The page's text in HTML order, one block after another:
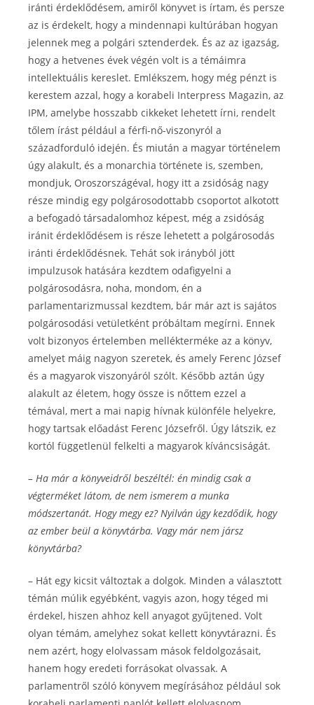
iránti érdeklődésem, amiről könyvet is írtam, és persze
az is érdekelt, hogy a mindennapi kultúrában hogyan
jelennek meg a polgári sztenderdek. És az az igazság,
hogy a hetvenes évek végén volt is a témáimra
intellektuális kereslet. Emlékszem, hogy még pénzt is
kerestem azzal, hogy a korabeli Interpress Magazin, az
IPM, amelybe hosszabb cikkeket lehetett írni, rendelt
tőlem írást például a férfi-nő-viszonyról a
századforduló idején. És miután a magyar történelem
úgy alakult, és a monarchia története is, szemben,
mondjuk, Oroszországéval, hogy itt a zsidóság nagy
része mindig egy polgárosodottabb csoportot alkotott
a befogadó társadalomhoz képest, még a zsidóság
iránit érdeklődésem is része lehetett a polgárosodás
iránti érdeklődésnek. Tehát sok irányból jött
impulzusok hatására kezdtem odafigyelni a
polgárosodásra, noha, mondom, én a
parlamentarizmussal kezdtem, bár már azt is sajátos
polgárosodási vetületként próbáltam megírni. Ennek
volt bizonyos értelemben mellékterméke az a könyv,
amelyet máig nagyon szeretek, és amely Ferenc József
és a magyarok viszonyáról szólt. Később aztán úgy
alakult az életem, hogy össze is nőttem ezzel a
témával, mert a mai napig hívnak különféle helyekre,
hogy tartsak előadást Ferenc Józsefről. Úgy látszik, ez
kortól függetlenül felkelti a magyarok kíváncsiságát.
– Ha már a könyveidről beszéltél: én mindig csak a
végterméket látom, de nem ismerem a munka
módszertanát. Hogy megy ez? Nyilván úgy kezdődik, hogy
az ember beül a könyvtárba. Vagy már nem jársz
könyvtárba?
– Hát egy kicsit változtak a dolgok. Minden a választott
témán múlik egyébként, vagyis azon, hogy téged mi
érdekel, hiszen ahhoz kell anyagot gyűjtened. Volt
olyan témám, amelyhez sokat kellett könyvtárazni. És
nem azért, hogy elolvassam mások feldolgozásait,
hanem hogy eredeti forrásokat olvassak. A
parlamentről szóló könyvem megírásához például sok